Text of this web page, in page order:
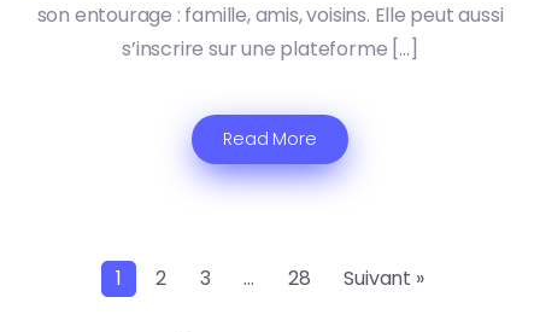
son entourage : famille, amis, voisins. Elle peut aussi
s’inscrire sur une plateforme […]
Read More
1 2 3 … 28 Suivant »